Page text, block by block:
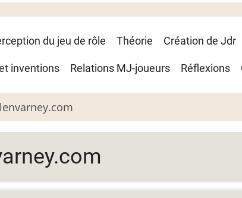
du jeu de rôle Théorie Création de Jdr
inventions Relations MJ-joueurs Réflexions